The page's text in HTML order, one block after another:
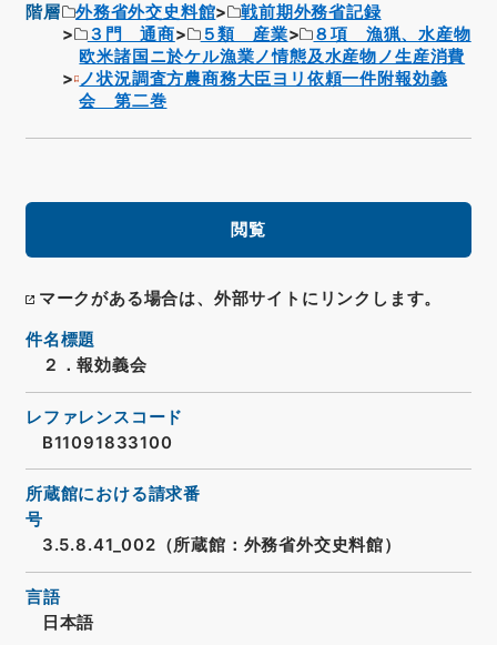
階層 外務省外交史料館
戦前期外務省記録
３門 通商
５類 産業
８項 漁猟、水産物
欧米諸国ニ於ケル漁業ノ情態及水産物ノ生産消費
ノ状況調査方農商務大臣ヨリ依頼一件附報効義
会 第二巻
閲覧
マークがある場合は、外部サイトにリンクします。
件名標題
２．報効義会
レファレンスコード
B11091833100
所蔵館における請求番
号
3.5.8.41_002（所蔵館：外務省外交史料館）
言語
日本語